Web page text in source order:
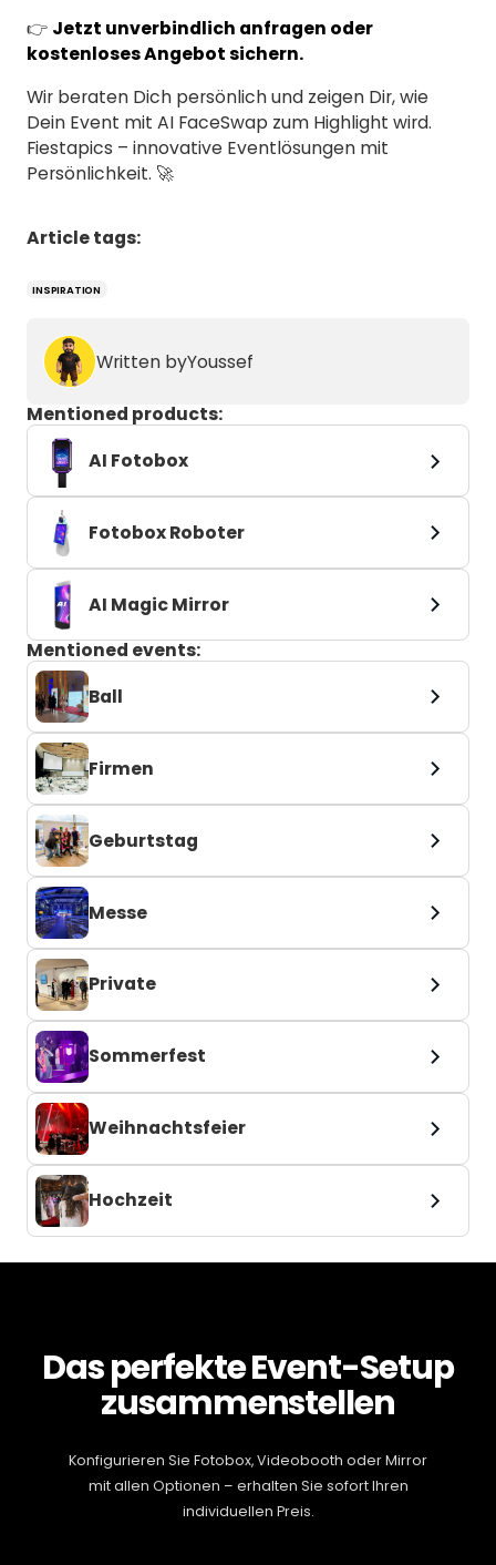
👉 Jetzt unverbindlich anfragen oder
kostenloses Angebot sichern.
Wir beraten Dich persönlich und zeigen Dir, wie
Dein Event mit AI FaceSwap zum Highlight wird.
Fiestapics – innovative Eventlösungen mit
Persönlichkeit. 🚀
Article tags:
INSPIRATION
Written byYoussef
Mentioned products:
AI Fotobox
Fotobox Roboter
AI Magic Mirror
Mentioned events:
Ball
Firmen
Geburtstag
Messe
Private
Sommerfest
Weihnachtsfeier
Hochzeit
Das perfekte Event-Setup
zusammenstellen
Konfigurieren Sie Fotobox, Videobooth oder Mirror
mit allen Optionen – erhalten Sie sofort Ihren
individuellen Preis.